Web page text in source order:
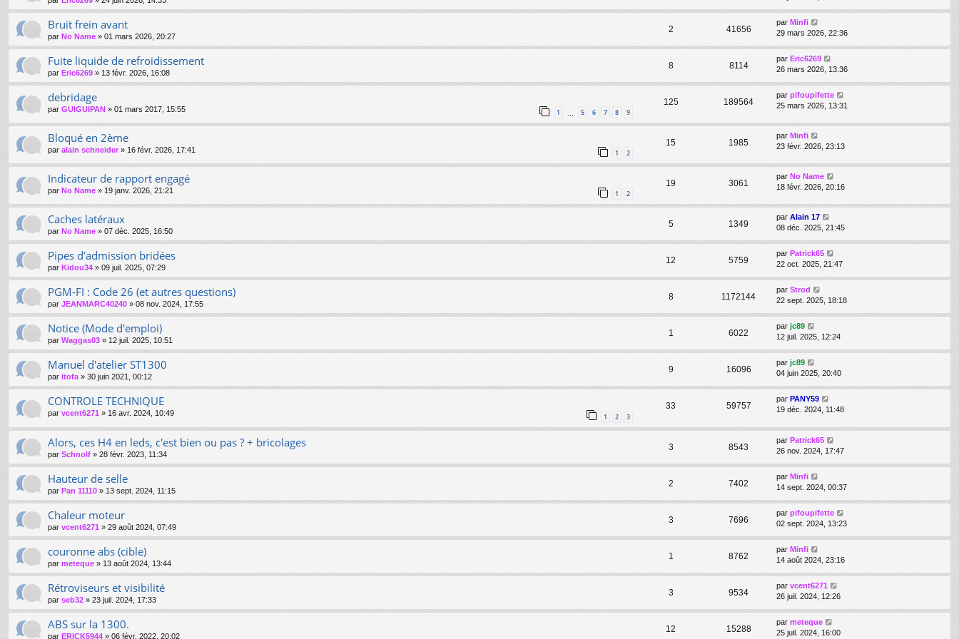
Bruit frein avant
par No Name » 01 mars 2026, 20:27
2 41656
par Minfi
29 mars 2026, 22:36
Fuite liquide de refroidissement
par Eric6269 » 13 févr. 2026, 16:08
8 8114
par Eric6269
26 mars 2026, 13:36
debridage
par GUIGUIPAN » 01 mars 2017, 15:55 1 … 5 6 7 8 9
125 189564
par pifoupifette
25 mars 2026, 13:31
Bloqué en 2ème
par alain schneider » 16 févr. 2026, 17:41 1 2
15 1985
par Minfi
23 févr. 2026, 23:13
Indicateur de rapport engagé
par No Name » 19 janv. 2026, 21:21 1 2
19 3061
par No Name
18 févr. 2026, 20:16
Caches latéraux
par No Name » 07 déc. 2025, 16:50
5 1349
par Alain 17
08 déc. 2025, 21:45
Pipes d’admission bridées
par Kidou34 » 09 juil. 2025, 07:29
12 5759
par Patrick65
22 oct. 2025, 21:47
PGM-FI : Code 26 (et autres questions)
par JEANMARC40240 » 08 nov. 2024, 17:55
8 1172144
par Strod
22 sept. 2025, 18:18
Notice (Mode d'emploi)
par Waggas03 » 12 juil. 2025, 10:51
1 6022
par jc89
12 juil. 2025, 12:24
Manuel d'atelier ST1300
par itofa» 30 juin 2021, 00:12
9 16096
par jc89
04 juin 2025, 20:40
CONTROLE TECHNIQUE
par vcent6271 » 16 avr. 2024, 10:49 1 2 3
33 59757
par PANY59
19 déc. 2024, 11:48
Alors, ces H4 en leds, c'est bien ou pas ? + bricolages
par Schnolf » 28 févr. 2023, 11:34
3 8543
par Patrick65
26 nov. 2024, 17:47
Hauteur de selle
par Pan 11110 » 13 sept. 2024, 11:15
2 7402
par Minfi
14 sept. 2024, 00:37
Chaleur moteur
par vcent6271 » 29 août 2024, 07:49
3 7696
par pifoupifette
02 sept. 2024, 13:23
couronne abs (cible)
par meteque » 13 août 2024, 13:44
1 8762
par Minfi
14 août 2024, 23:16
Rétroviseurs et visibilité
par seb32 » 23 juil. 2024, 17:33
3 9534
par vcent6271
26 juil. 2024, 12:26
ABS sur la 1300.
par ERICK5944 » 06 févr. 2022, 20:02
12 15288
par meteque
25 juil. 2024, 16:00